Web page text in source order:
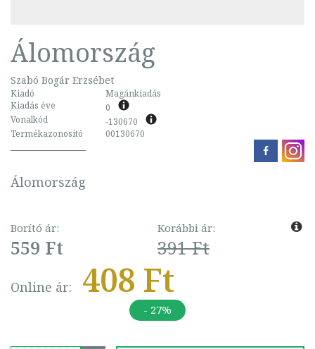
Álomország
Szabó Bogár Erzsébet
Kiadó
Magánkiadás
Kiadás éve
0
Vonalkód
-130670
Termékazonosító
00130670
Álomország
Borító ár:
559 Ft
Korábbi ár:
391 Ft
Online ár: 408 Ft
- 27%